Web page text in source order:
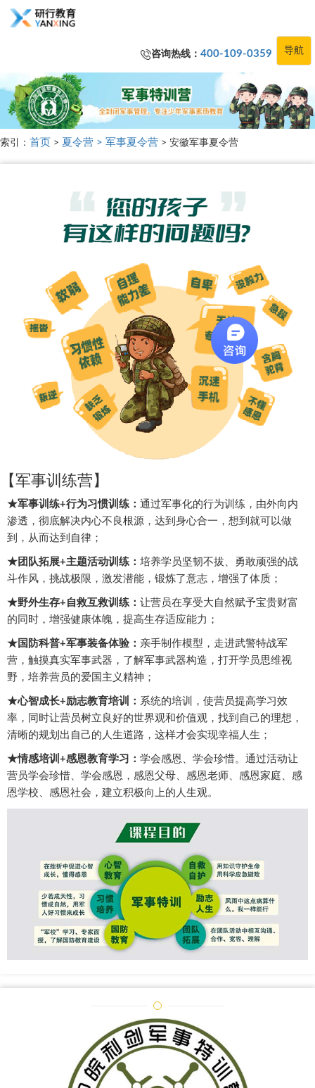
导航
咨询热线： 400-109-0359
索引： 首页 > 夏令营 > 军事夏令营 > 安徽军事夏令营
【军事训练营】
★军事训练+行为习惯训练： 通过军事化的行为训练，由外向内
渗透，彻底解决内心不良根源，达到身心合一，想到就可以做
到，从而达到自律；
★团队拓展+主题活动训练： 培养学员坚韧不拔、勇敢顽强的战
斗作风，挑战极限，激发潜能，锻炼了意志，增强了体质；
★野外生存+自救互救训练： 让营员在享受大自然赋予宝贵财富
的同时，增强健康体魄，提高生存适应能力；
★国防科普+军事装备体验： 亲手制作模型，走进武警特战军
营，触摸真实军事武器，了解军事武器构造，打开学员思维视
野，培养营员的爱国主义精神；
★心智成长+励志教育培训： 系统的培训，使营员提高学习效
率，同时让营员树立良好的世界观和价值观，找到自己的理想，
清晰的规划出自己的人生道路，这样才会实现幸福人生；
★情感培训+感恩教育学习： 学会感恩、学会珍惜。通过活动让
营员学会珍惜、学会感恩，感恩父母、感恩老师、感恩家庭、感
恩学校、感恩社会，建立积极向上的人生观。